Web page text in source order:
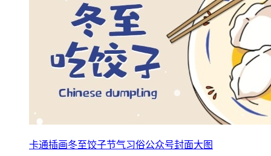
卡通插画冬至饺子节气习俗公众号封面大图